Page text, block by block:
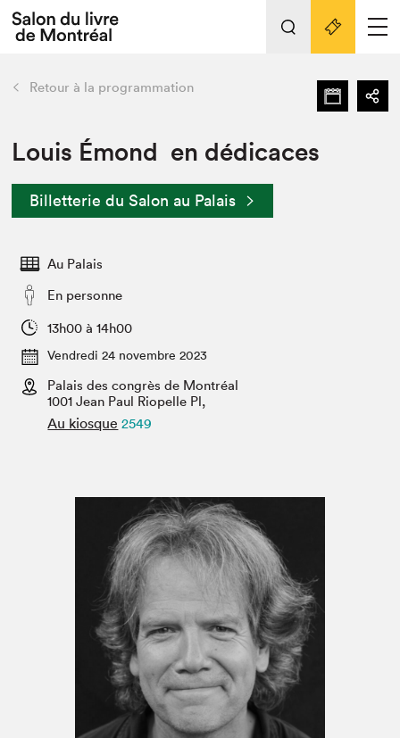
Espace exposant⋅e⋅s
Espace enseignant·e·s
Espace médias
L'événement
Préparer sa visite au Salon
Actualités
SLM PRO
retour Nos activités
Préparer sa visite
Salon dans la ville et en ligne
Projets partenaires
Liens pratiques
Retour à la programmation
Louis Émond en dédicaces
Billetterie du Salon au Palais
Au Palais
En personne
13h00 à 14h00
Vendredi 24 novembre 2023
Palais des congrès de Montréal
1001 Jean Paul Riopelle Pl,
Au kiosque 2549